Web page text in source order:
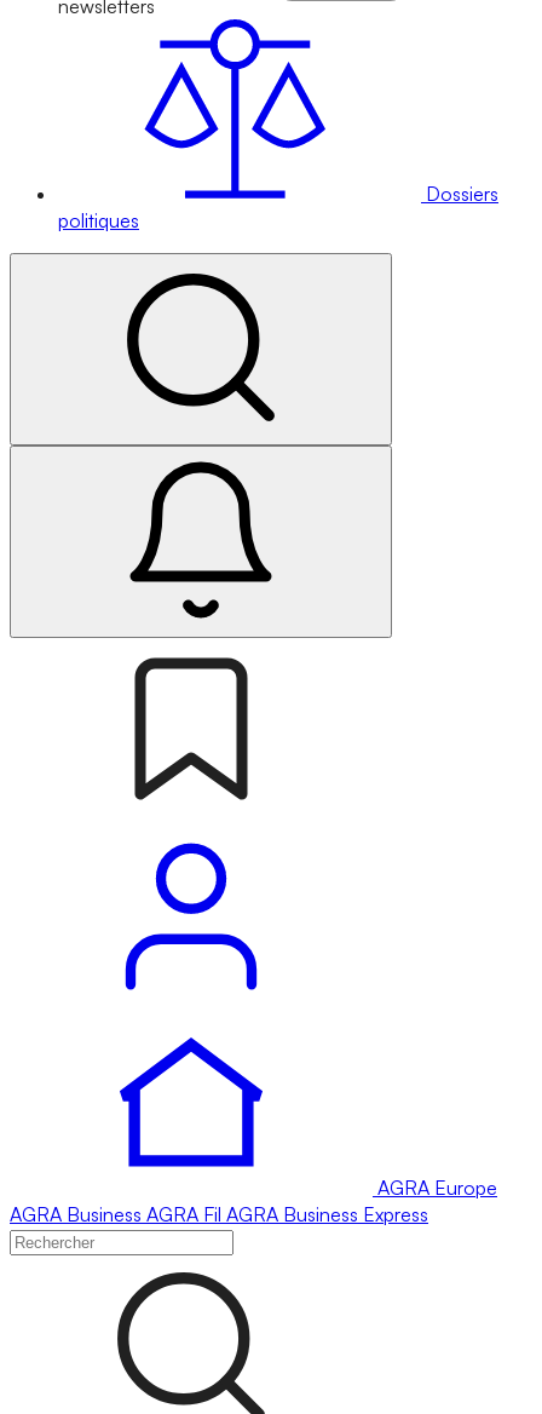
newsletters
Dossiers
politiques
AGRA Europe
AGRA Business AGRA Fil AGRA Business Express